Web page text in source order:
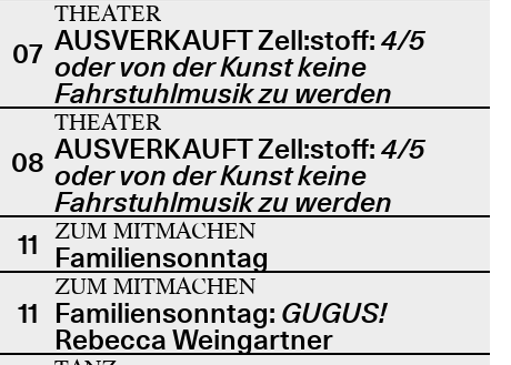
07
THEATER
AUSVERKAUFT Zell:stoff: 4/5
oder von der Kunst keine
Fahrstuhlmusik zu werden
08
THEATER
AUSVERKAUFT Zell:stoff: 4/5
oder von der Kunst keine
Fahrstuhlmusik zu werden
11
ZUM MITMACHEN
Familiensonntag
11
ZUM MITMACHEN
Familiensonntag: GUGUS!
Rebecca Weingartner